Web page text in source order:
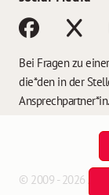
Bei Fragen zu
die*den in der
Ansprechpartner*in.
© 2009 - 2026